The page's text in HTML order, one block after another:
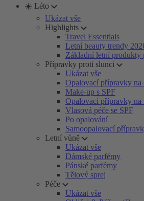
☀️ Léto
Ukázat vše
Highlights
Travel Essentials
Letní beauty trendy
Základní letní produkty
Přípravky proti slunci
Ukázat vše
Opalovací přípravky na
Make-up s SPF
Opalovací přípravky na
Vlasová péče se SPF
Po opalování
Samoopalovací
Letní vůně
Ukázat vše
Dámské parfémy
Pánské parfémy
Tělový sprej
Péče
Ukázat vše